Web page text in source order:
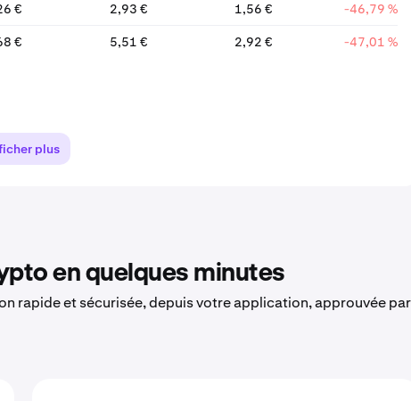
€ 2,93 € 1,56 € -46,79 %
€ 5,51 € 2,92 € -47,01 %
plus
en quelques minutes
rapide et sécurisée, depuis votre application, approuvée par